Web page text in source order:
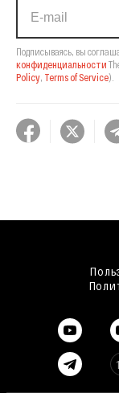
Подписываясь, вы
конфиденциальности
Policy Terms of Service).